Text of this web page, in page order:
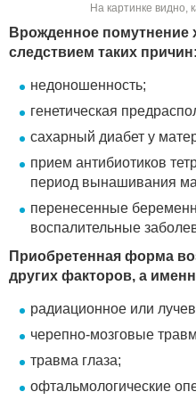
На картинке видно,
Врожденное помутнение
следствием таких причин:
недоношенность;
генетическая
сахарный диабет у
прием антибиотиков
период вынашивания
перенесенные
воспалительные
Приобретенная форма
других факторов, а
радиационное или
черепно-мозговые
травма глаза;
офтальмологические